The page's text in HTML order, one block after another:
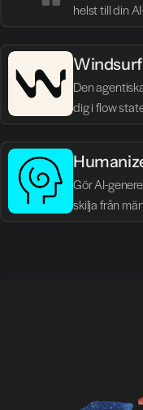
helst till din
Windsurf
Den
dig i flow
Gör AI-
skilja från